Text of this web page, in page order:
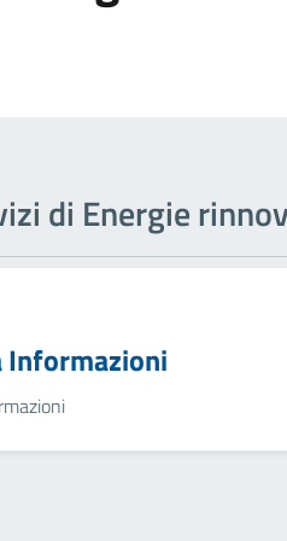
di Energie
Informazioni